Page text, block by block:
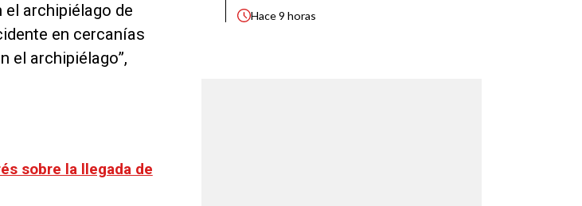
archipiélago de
en cercanías
el archipiélago”,
sobre la llegada de
Hace9 horas